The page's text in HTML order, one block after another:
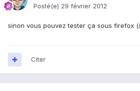
Posté(e) 29 février 2012
sinon vous pouvez tester ça sous firefox
Citer